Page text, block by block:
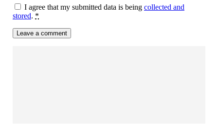
I agree that my submitted data is being collected and
stored. *